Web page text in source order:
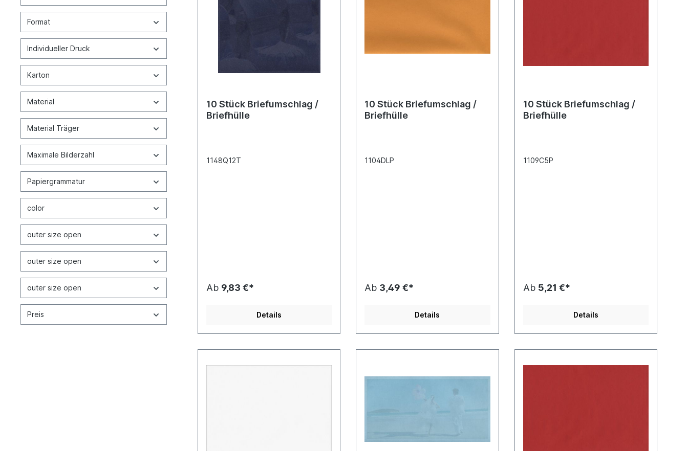
Format
Individueller Druck
Karton
Material
Material Träger
Maximale Bilderzahl
Papiergrammatur
color
outer size open
outer size open
outer size open
Preis
10 Stück Briefumschlag /
Briefhülle
1148Q12T
Ab 9,83 €*
Details
10 Stück Briefumschlag /
Briefhülle
1104DLP
Ab 3,49 €*
Details
10 Stück Briefumschlag /
Briefhülle
1109C5P
Ab 5,21 €*
Details